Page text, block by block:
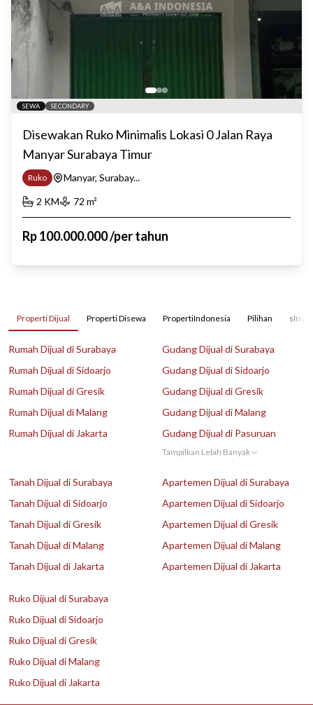
SEWA SECONDARY
Disewakan Ruko Minimalis Lokasi 0 Jalan Raya
Manyar Surabaya Timur
Ruko
Manyar, Surabay...
2 KM 72 m²
Rp100.000.000/per tahun
Properti Dijual Properti Disewa PropertiIndonesia Pilihan
Rumah Dijual di Surabaya
Rumah Dijual di Sidoarjo
Rumah Dijual di Gresik
Rumah Dijual di Malang
Rumah Dijual di Jakarta
Gudang Dijual di Surabaya
Gudang Dijual di Sidoarjo
Gudang Dijual di Gresik
Gudang Dijual di Malang
Gudang Dijual di Pasuruan
Tampilkan Lebih Banyak
Tanah Dijual di Surabaya
Tanah Dijual di Sidoarjo
Tanah Dijual di Gresik
Tanah Dijual di Malang
Tanah Dijual di Jakarta
Apartemen Dijual di Surabaya
Apartemen Dijual di Sidoarjo
Apartemen Dijual di Gresik
Apartemen Dijual di Malang
Apartemen Dijual di Jakarta
Ruko Dijual di Surabaya
Ruko Dijual di Sidoarjo
Ruko Dijual di Gresik
Ruko Dijual di Malang
Ruko Dijual di Jakarta